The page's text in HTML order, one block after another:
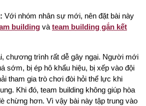
Với nhóm nhân sự mới, nên đặt bài này
building và team building gắn kết
chương trình rất dễ gây ngại. Người mới
sớm, bị ép hô khẩu hiệu, bị xếp vào đội
tham gia trò chơi đòi hỏi thể lực khi
Khi đó, team building không giúp hòa
chừng hơn. Vì vậy bài này tập trung vào